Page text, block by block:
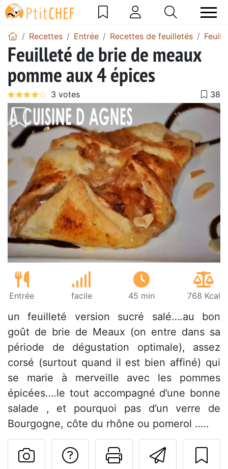
Recettes Entrée Recettes de feuilletés
Feuilleté de brie de meaux
pomme aux 4 épices
Entrée facile 45 min 768 Kcal
un feuilleté version sucré salé….au bon
goût de brie de Meaux (on entre dans sa
période de dégustation optimale), assez
corsé (surtout quand il est bien affiné) qui
se marie à merveille avec les pommes
épicées….le tout accompagné d’une bonne
salade , et pourquoi pas d’un verre de
Bourgogne, côte du rhône ou pomerol …..
Imprimer
Poser une